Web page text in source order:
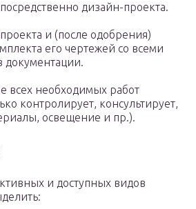
дизайн-проекта.
и (после одобрения)
его чертежей со всеми
документации.
всех необходимых работ
контролирует, консультирует,
освещение и пр.).
и доступных видов